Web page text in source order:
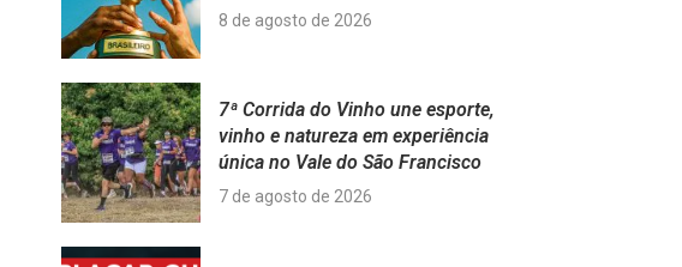
8 de agosto de 2026
7ª Corrida do Vinho une esporte,
vinho e natureza em experiência
única no Vale do São Francisco
7 de agosto de 2026